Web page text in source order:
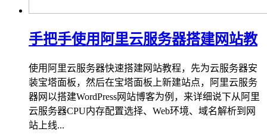
手把手使用阿里云服务器搭建网站教
使用阿里云服务器快速搭建网站教程，先为云服务器安
装宝塔面板，然后在宝塔面板上新建站点，阿里云服务
器网以搭建WordPress网站博客为例，来详细说下从阿里
云服务器CPU内存配置选择、Web环境、域名解析到网
站上线...